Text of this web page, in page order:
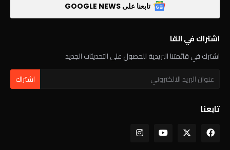
تابعنا على GOOGLE NEWS
اشتراك في القا
اشترك في قائمتنا البريدية للحصول على التحديثات الجديد
تابعنا